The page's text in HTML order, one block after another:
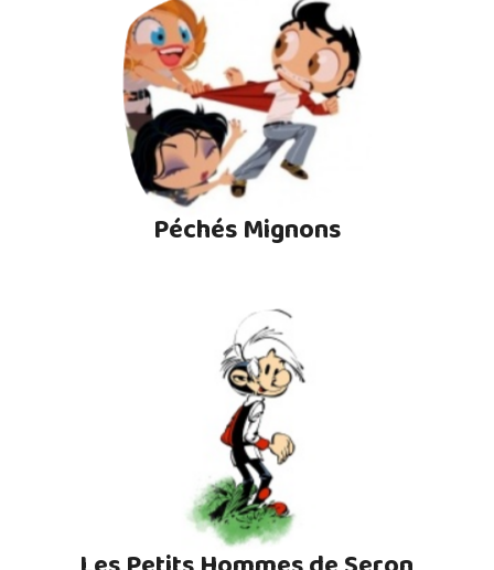
Péchés Mignons